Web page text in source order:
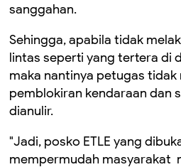
sanggahan.
Sehingga, apabila tidak
lintas seperti yang tertera di
maka nantinya petugas tidak
pemblokiran kendaraan dan
dianulir.
"Jadi, posko ETLE yang
mempermudah masyarakat